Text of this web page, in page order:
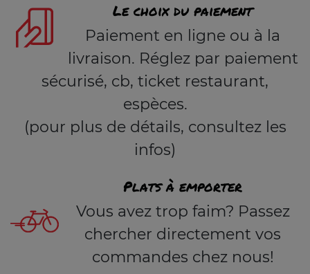
Le choix du paiement
Paiement en ligne ou à la
livraison. Réglez par paiement
sécurisé, cb, ticket restaurant,
espèces.
(pour plus de détails, consultez les
infos)
Plats à emporter
Vous avez trop faim? Passez
chercher directement vos
commandes chez nous!